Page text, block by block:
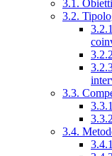
3.1.
3.2.
3.3.
3.4.